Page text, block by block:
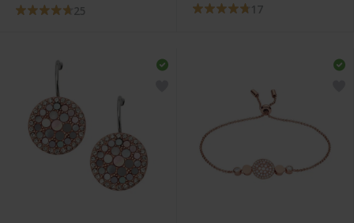
25
17